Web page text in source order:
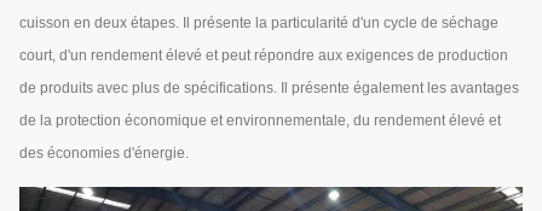
cuisson en deux étapes. Il présente la particularité d'un cycle de séchage
court, d'un rendement élevé et peut répondre aux exigences de production
de produits avec plus de spécifications. Il présente également les avantages
de la protection économique et environnementale, du rendement élevé et
des économies d'énergie.